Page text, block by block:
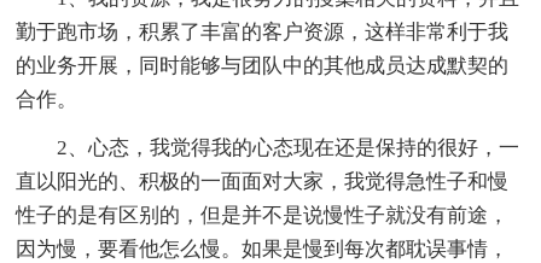
勤于跑市场，积累了丰富的客户资源，这样非常利于我
的业务开展，同时能够与团队中的其他成员达成默契的
合作。
2、心态，我觉得我的心态现在还是保持的很好，一
直以阳光的、积极的一面面对大家，我觉得急性子和慢
性子的是有区别的，但是并不是说慢性子就没有前途，
因为慢，要看他怎么慢。如果是慢到每次都耽误事情，